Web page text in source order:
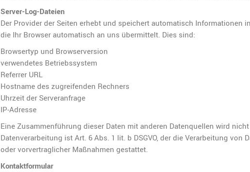
Server-Log-Dateien
Der Provider der Seiten erhebt und speichert automatisch Informationen
die Ihr Browser automatisch an uns übermittelt. Dies sind:
Browsertyp und Browserversion
verwendetes Betriebssystem
Referrer URL
Hostname des zugreifenden Rechners
Uhrzeit der Serveranfrage
IP-Adresse
Eine Zusammenführung dieser Daten mit anderen Datenquellen wird
Datenverarbeitung ist Art. 6 Abs. 1 lit. b DSGVO, der die Verarbeitung von
oder vorvertraglicher Maßnahmen gestattet.
Kontaktformular